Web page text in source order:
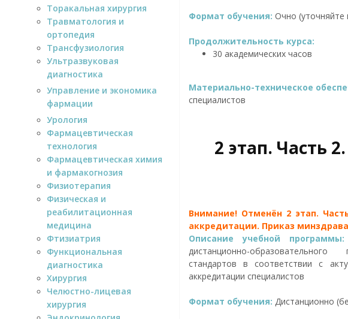
Торакальная хирургия
Травматология и
ортопедия
Трансфузиология
Ультразвуковая
диагностика
Управление и экономика
фармации
Урология
Фармацевтическая
технология
Фармацевтическая химия
и фармакогнозия
Физиотерапия
Физическая и
реабилитационная
медицина
Фтизиатрия
Функциональная
диагностика
Хирургия
Челюстно-лицевая
хирургия
Формат обучения: Очно (уточняйте
Продолжительность курса:
30 академических часов
Материально-техническое
специалистов
2 этап. Часть
Внимание! Отменён 2 этап.
аккредитации. Приказ минздрава
Описание учебной программы:
дистанционно-
стандартов в соответствии с
аккредитации специалистов
Формат обучения: Дистанционно